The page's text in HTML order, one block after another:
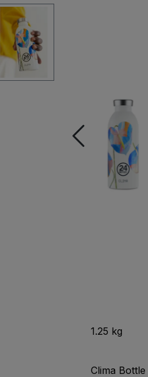
1.25 kg
Clima Bottle